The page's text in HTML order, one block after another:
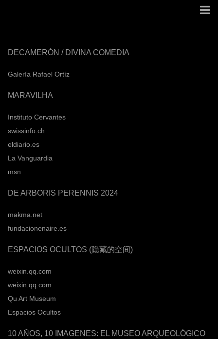
DECAMERÓN / DIVINA COMEDIA
Galería Rafael Ortíz
MARAVILHA
Instituto Cervantes
swissinfo.ch
eldiario.es
La Vanguardia
msn
DE ARBORIS PERENNIS 2024
makma.net
fundacionenaire.es
ESPACIOS OCULTOS (隐藏的空间)
weixin.qq.com
weixin.qq.com
Qu Art Museum
Espacios Ocultos
10 AÑOS, 10 IMAGENES: EL MUSEO ARQUEOLÓGICO